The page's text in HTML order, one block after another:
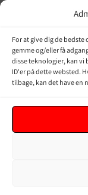
For at give dig de
gemme og/eller få
disse teknologier, kan
ID'er på dette websted.
tilbage, kan det have en
DENMARK
Kontakt Os
Om JPD Japan
Privat Politik